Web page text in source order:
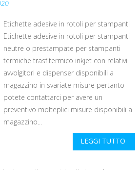
Etichette adesive in rotoli per stampanti
Etichette adesive in rotoli per stampanti
neutre o prestampate per stampanti
termiche trasf.termico inkjet con relativi
avvolgitori e dispenser disponibili a
magazzino in svariate misure pertanto
potete contattarci per avere un
preventivo molteplici misure disponibili a
magazzino...
LEGGI TUTTO